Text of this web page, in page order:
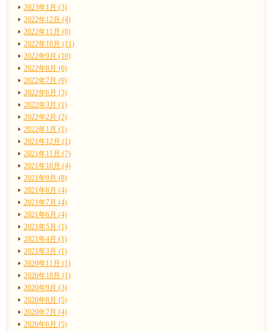
2023年1月 (3)
2022年12月 (4)
2022年11月 (8)
2022年10月 (11)
2022年9月 (10)
2022年8月 (6)
2022年7月 (9)
2022年6月 (3)
2022年3月 (1)
2022年2月 (2)
2022年1月 (1)
2021年12月 (1)
2021年11月 (7)
2021年10月 (4)
2021年9月 (8)
2021年8月 (4)
2021年7月 (4)
2021年6月 (4)
2021年5月 (1)
2021年4月 (1)
2021年3月 (1)
2020年11月 (1)
2020年10月 (1)
2020年9月 (3)
2020年8月 (5)
2020年7月 (4)
2020年6月 (5)